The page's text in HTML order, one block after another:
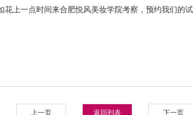
上一点时间来合肥悦风美妆学院考察，预约我们的
上一页 返回列表 下一页